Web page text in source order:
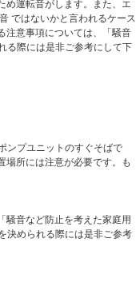
め運転音がします。また、エ
ではないかと言われるケース
注意事項については、「騒音
る際には是非ご参考にして下
ンプユニットのすぐそばで
場所には注意が必要です。も
騒音など防止を考えた家庭用
決められる際には是非ご参考